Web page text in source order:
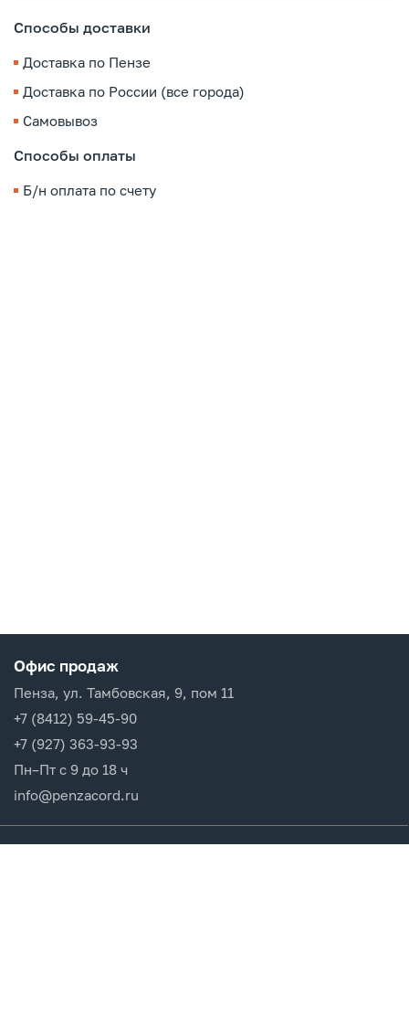
Способы доставки
Доставка по Пензе
Доставка по России (все города)
Самовывоз
Способы оплаты
Б/н оплата по счету
Офис продаж
Пенза, ул. Тамбовская, 9, пом 11
+7 (8412) 59-45-90
+7 (927) 363-93-93
Пн–Пт с 9 до 18 ч
info@penzacord.ru
Производители